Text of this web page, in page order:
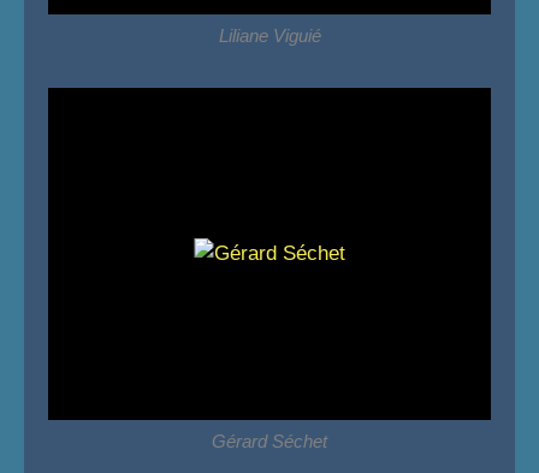
Liliane Viguié
Gérard Séchet